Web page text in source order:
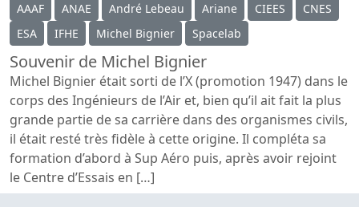
AAAF ANAE André Lebeau Ariane CIEES
CNES
ESA
IFHE Michel Bignier Spacelab
Souvenir de Michel Bignier
Michel Bignier était sorti de l’X (promotion 1947) dans le
corps des Ingénieurs de l’Air et, bien qu’il ait fait la plus
grande partie de sa carrière dans des organismes civils,
il était resté très fidèle à cette origine. Il compléta sa
formation d’abord à Sup Aéro puis, après avoir rejoint
le Centre d’Essais en […]